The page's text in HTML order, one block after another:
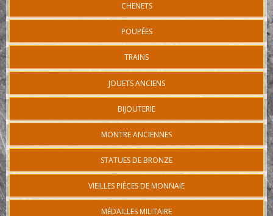
CHENETS
POUPÉES
TRAINS
JOUETS ANCIENS
BIJOUTERIE
MONTRE ANCIENNES
STATUES DE BRONZE
VIEILLES PIÈCES DE MONNAIE
MÉDAILLES MILITAIRE